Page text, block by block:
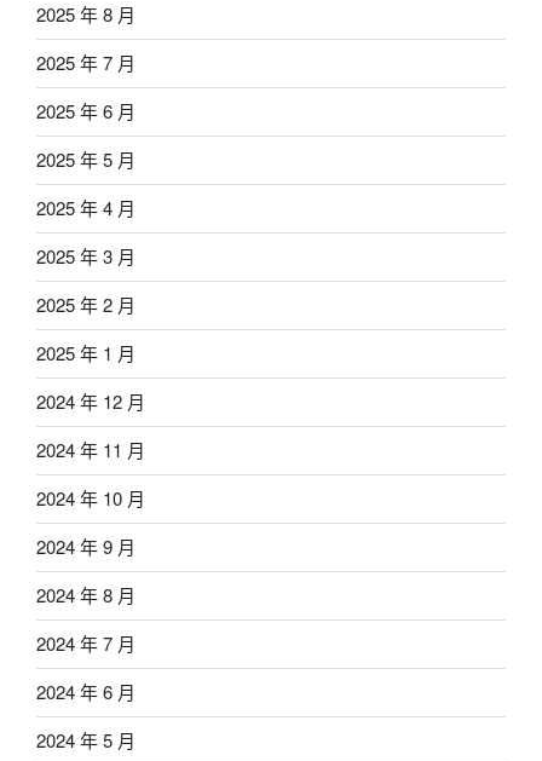
2025 年 8 月
2025 年 7 月
2025 年 6 月
2025 年 5 月
2025 年 4 月
2025 年 3 月
2025 年 2 月
2025 年 1 月
2024 年 12 月
2024 年 11 月
2024 年 10 月
2024 年 9 月
2024 年 8 月
2024 年 7 月
2024 年 6 月
2024 年 5 月